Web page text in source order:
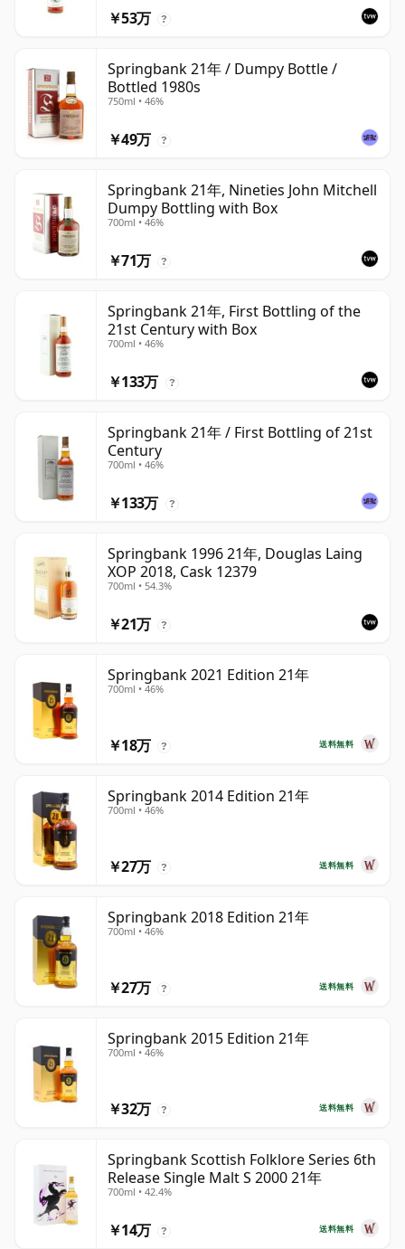
￥53万 ?
Springbank 21年 / Dumpy Bottle /
Bottled 1980s
750ml • 46%
￥49万 ?
Springbank 21年, Nineties John Mitchell
Dumpy Bottling with Box
700ml • 46%
￥71万 ?
Springbank 21年, First Bottling of the
21st Century with Box
700ml • 46%
￥133万 ?
Springbank 21年 / First Bottling of 21st
Century
700ml • 46%
￥133万 ?
Springbank 1996 21年, Douglas Laing
XOP 2018, Cask 12379
700ml • 54.3%
￥21万 ?
Springbank 2021 Edition 21年
700ml • 46%
送料無料
￥18万 ?
Springbank 2014 Edition 21年
700ml • 46%
送料無料
￥27万 ?
Springbank 2018 Edition 21年
700ml • 46%
送料無料
￥27万 ?
Springbank 2015 Edition 21年
700ml • 46%
送料無料
￥32万 ?
Springbank Scottish Folklore Series 6th
Release Single Malt S 2000 21年
700ml • 42.4%
送料無料
￥14万 ?